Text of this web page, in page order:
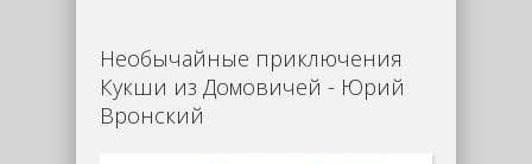
Необычайные приключения
Кукши из Домовичей - Юрий
Вронский